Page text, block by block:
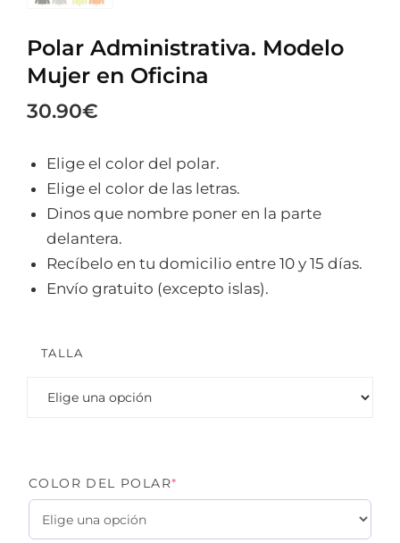
Polar Administrativa. Modelo
Mujer en Oficina
30.90€
Elige el color del polar.
Elige el color de las letras.
Dinos que nombre poner en la parte
delantera.
Recíbelo en tu domicilio entre 10 y 15 días.
Envío gratuito (excepto islas).
TALLA
COLOR DEL POLAR*